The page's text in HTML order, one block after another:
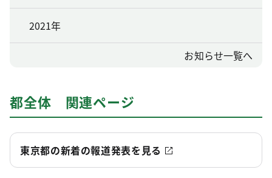
2021年
お知らせ一覧へ
都全体 関連ページ
東京都の新着の報道発表を見る